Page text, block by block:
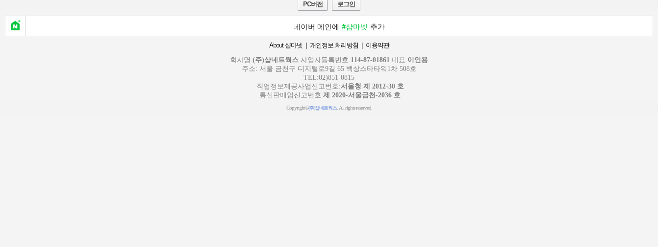
PC버전 로그인
네이버 메인에 #샵마넷 추가
About 샵마넷 | 개인정보 처리방침 | 이용약관
회사명:(주)샵네트웍스 사업자등록번호:114-87-01861 대표:이인용
주소: 서울 금천구 디지털로9길 65 백상스타타워1차 508호
TEL:02)851-0815
직업정보제공사업신고번호:서울청 제 2012-30 호
통신판매업신고번호:제 2020-서울금천-2036 호
Copyright©(주)샵네트웍스. All rights reserved.